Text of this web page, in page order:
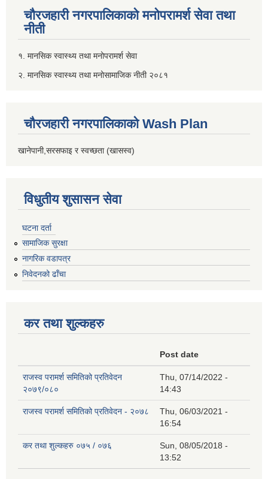
चौरजहारी नगरपालिकाको मनोपरामर्श सेवा तथा
नीती
१. मानसिक स्वास्थ्य तथा मनोपरामर्श सेवा
२. मानसिक स्वास्थ्य तथा मनोसामाजिक नीती २०८१
चौरजहारी नगरपालिकाको Wash Plan
खानेपानी,सरसफाइ र स्वच्छता (खासस्व)
विधुतीय शुसासन सेवा
घटना दर्ता
सामाजिक सुरक्षा
नागरिक वडापत्र
निवेदनको ढाँचा
कर तथा शुल्कहरु
Post date
राजस्व परामर्श समितिको प्रतिवेदन
२०७९/०८०
Thu, 07/14/2022 -
14:43
राजस्व परामर्श समितिको प्रतिवेदन - २०७८
Thu, 06/03/2021 -
16:54
कर तथा शुल्कहरु ०७५ / ०७६
Sun, 08/05/2018 -
13:52